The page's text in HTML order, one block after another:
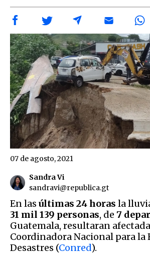
Sandra Vi
sandravi@republica.gt
07 de agosto, 2021
En las últimas 24 horas la
31 mil 139 personas, de 7
Guatemala, resultaran
Coordinadora Nacional para la
Desastres (Conred).